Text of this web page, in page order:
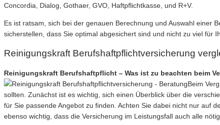
Concordia, Dialog, Gothaer, GVO, Haftpflichtkasse, und R+V.
Es ist ratsam, sich bei der genauen Berechnung und Auswahl einer
sicherstellen, dass Sie optimal abgesichert sind und nicht zu viel für
Reinigungskraft Berufshaftpflichtversicherung
Reinigungskraft Berufshaftpflicht – Was ist zu beachten beim
Beim
sollten. Zunächst ist es wichtig, sich einen Überblick über die
für Sie passende Angebot zu finden. Achten Sie dabei nicht nur auf
ebenso wichtig, dass die Versicherung im Leistungsfall auch alle